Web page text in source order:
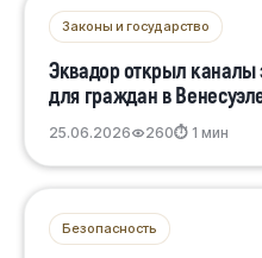
Законы и государство
Эквадор открыл каналы
для граждан в
25.06.2026 260⏱ 1 мин
Безопасность